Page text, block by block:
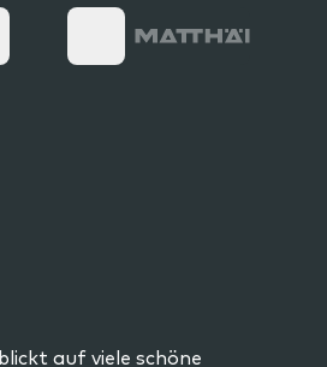
auf viele schöne